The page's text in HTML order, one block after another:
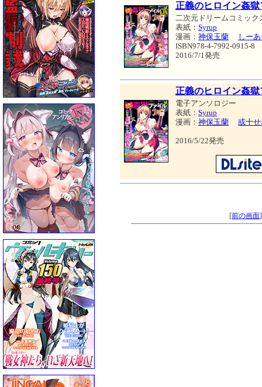
正義のヒロイン姦
二次元ドリームコミック
表紙： Syrup
漫画： 神保玉蘭
しー
ISBN978-4-7992-0915-8
2016/7/1発売
正義のヒロイン姦
電子アンソロジー
表紙： Syrup
漫画： 神保玉蘭 或十
2016/5/22発売
[前の画面